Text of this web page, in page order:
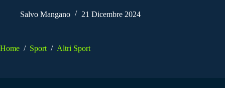
Salvo Mangano 21 Dicembre 2024
Home / Sport / Altri Sport